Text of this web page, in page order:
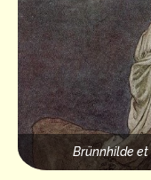
Brünnhilde et